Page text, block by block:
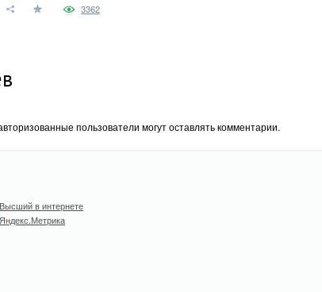
3362
пользователи могут оставлять комментарии.